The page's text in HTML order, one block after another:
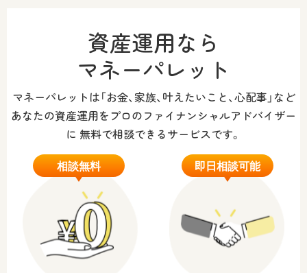
資産運用なら
マネーパレット
マネーパレットは「お金、家族、叶えたいこと、心配事」など
あなたの資産運用をプロのファイナンシャルアドバイザー
に 無料で相談できるサービスです。